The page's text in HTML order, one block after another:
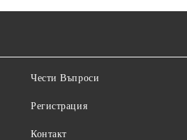
Чести Въпроси
Регистрация
Контакт